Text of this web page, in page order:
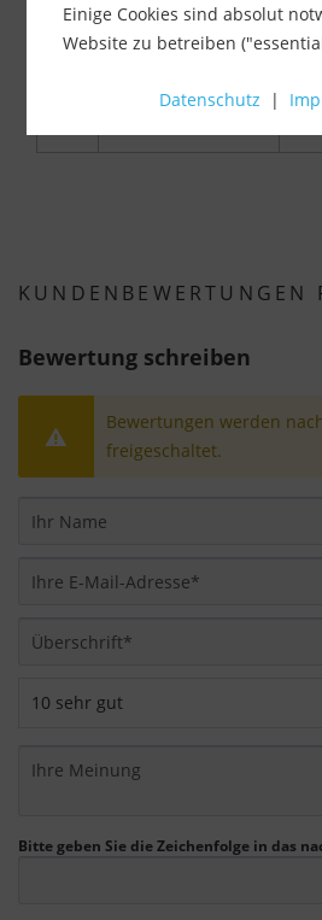
ab 465,90 €
KUNDENBEWERTUNGEN
Bewertung schreiben
Bewertungen werden
freigeschaltet.
Bitte geben Sie die Zeichenfolge in das
Einige Cookies sind absolut
Website zu betreiben
Verwendung zustimmen (z. B.
Über die Auswahl bestimmter
essentiellen Cookies ist
Schaltfläche "Cookie-
im Fußbereich der Seite finden.
Informationen finden Sie in
kontinuierliche Analyse und
Website und das
übermittelt und die besuchten
zur Profilbildung und zur
Indem Sie das mit den Google-
Datenschutz |